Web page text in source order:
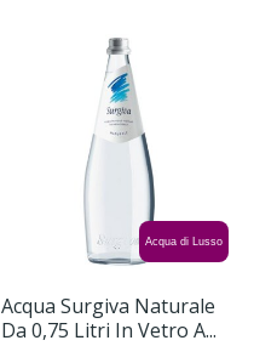
Acqua di Lusso
Acqua Surgiva Naturale
Da 0,75 Litri In Vetro A...